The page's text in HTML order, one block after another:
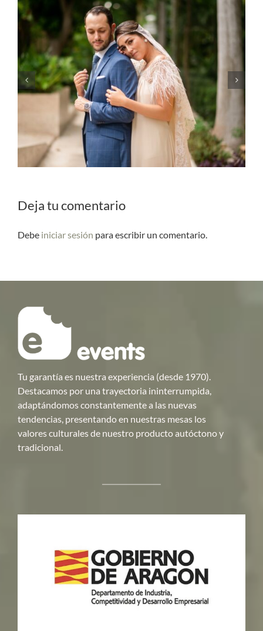
La importancia de contratar a un
wedding planner: alivia el estrés y haz
realidad tus sueños
Deja tu comentario
Debe iniciar sesión para escribir un comentario.
Tu garantía es nuestra experiencia (desde 1970).
Destacamos por una trayectoria ininterrumpida,
adaptándomos constantemente a las nuevas
tendencias, presentando en nuestras mesas los
valores culturales de nuestro producto autóctono y
tradicional.